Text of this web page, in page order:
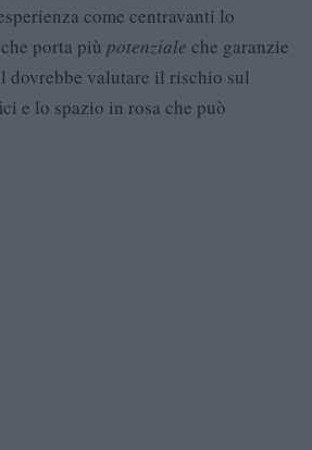
come centravanti lo
porta più potenziale che garanzie
dovrebbe valutare il rischio sul
e lo spazio in rosa che può